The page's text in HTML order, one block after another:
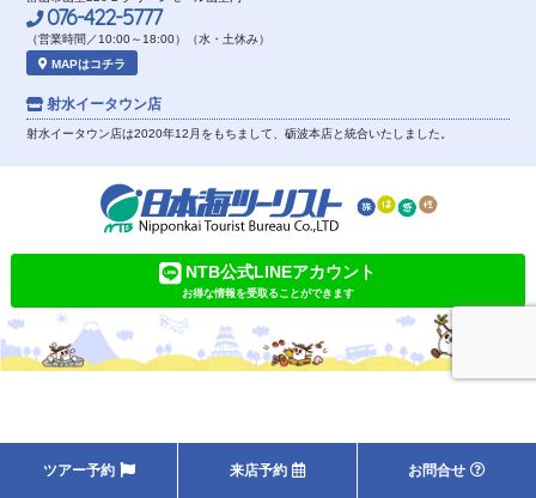
076-422-5777
（営業時間／10:00～18:00）（水・土休み）
MAPはコチラ
射水イータウン店
射水イータウン店は2020年12月をもちまして、砺波本店と統合いたしました。
NTB公式LINEアカウント
お得な情報を受取ることができます
ツアー予約 来店予約 お問合せ